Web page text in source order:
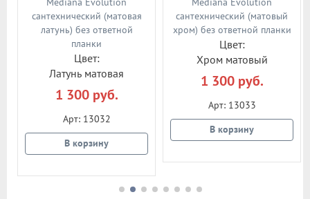
Цвет:
Латунь матовая
1 300 руб.
Арт: 13032
В корзину
Цвет:
Хром матовый
1 300 руб.
Арт: 13033
В корзину